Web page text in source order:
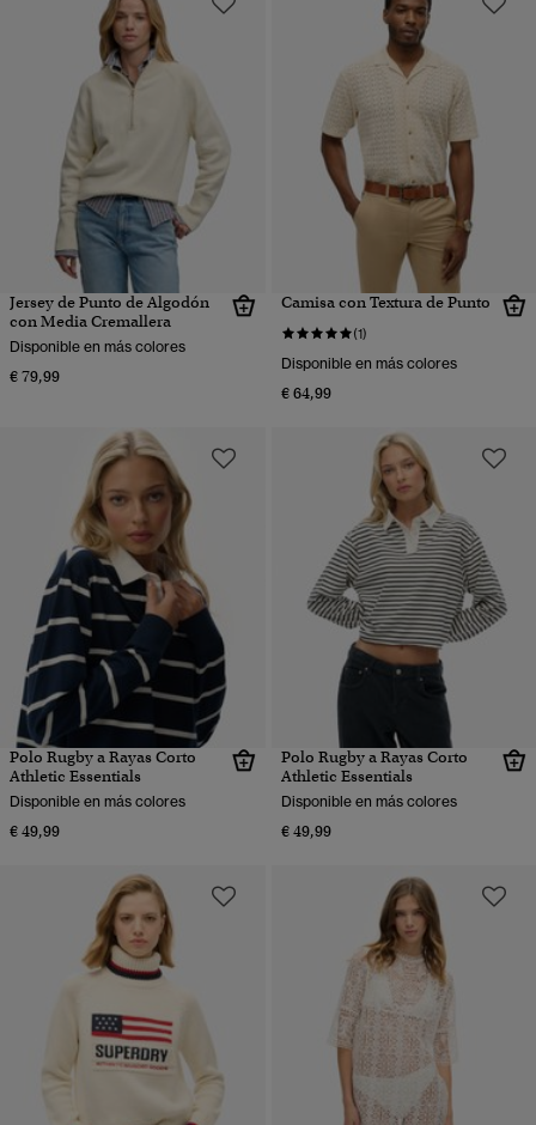
Jersey de Punto de Algodón
con Media Cremallera
Disponible en más colores
€ 79,99
Camisa con Textura de Punto
(1)
Disponible en más colores
€ 64,99
Polo Rugby a Rayas Corto
Athletic Essentials
Disponible en más colores
€ 49,99
Polo Rugby a Rayas Corto
Athletic Essentials
Disponible en más colores
€ 49,99